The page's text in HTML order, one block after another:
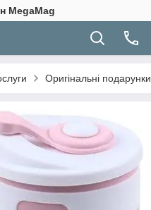
MegaMag
Оригінальні подарунки